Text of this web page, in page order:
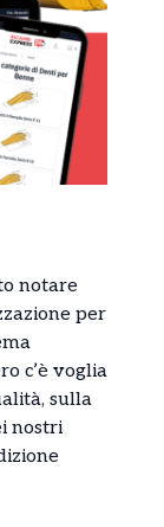
notare
per
c’è voglia
sulla
nostri